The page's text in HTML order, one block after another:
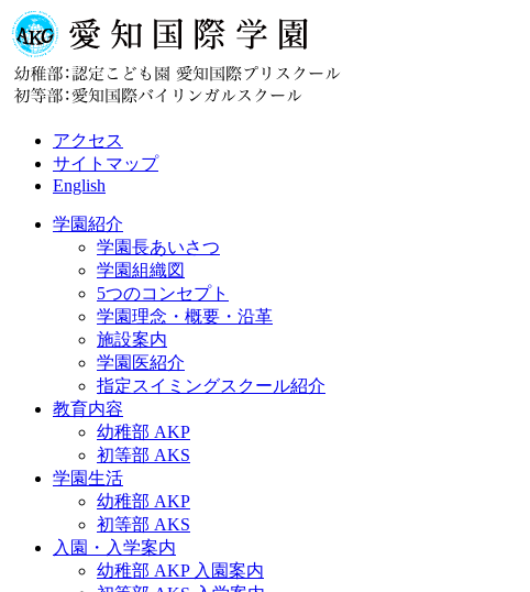
アクセス
サイトマップ
English
学園紹介
学園長あいさつ
学園組織図
5つのコンセプト
学園理念・概要・沿革
施設案内
学園医紹介
指定スイミングスクール紹介
教育内容
幼稚部 AKP
初等部 AKS
学園生活
幼稚部 AKP
初等部 AKS
入園・入学案内
幼稚部 AKP 入園案内